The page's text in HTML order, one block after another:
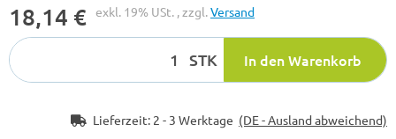
18,14 € exkl. 19% USt. , zzgl.Versand
STK In den Warenkorb
Lieferzeit: 2 - 3 Werktage (DE - Ausland abweichend)